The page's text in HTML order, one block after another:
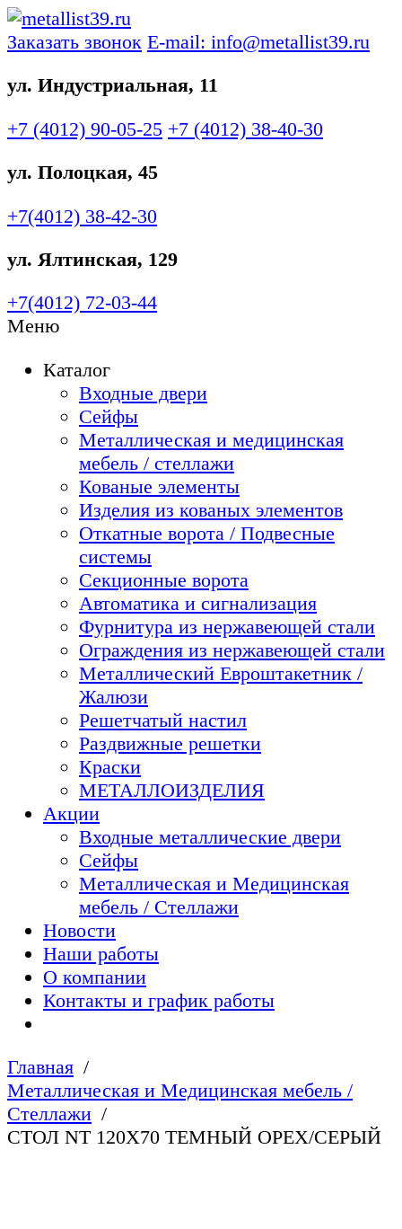
Заказать звонок E-mail: info@metallist39.ru
ул. Индустриальная, 11
+7 (4012) 90-05-25 +7 (4012) 38-40-30
ул. Полоцкая, 45
+7(4012) 38-42-30
ул. Ялтинская, 129
+7(4012) 72-03-44
Меню
Каталог
Входные двери
Сейфы
Металлическая и медицинская
мебель / стеллажи
Кованые элементы
Изделия из кованых элементов
Откатные ворота / Подвесные
системы
Секционные ворота
Автоматика и сигнализация
Фурнитура из нержавеющей стали
Ограждения из нержавеющей стали
Металлический Евроштакетник /
Жалюзи
Решетчатый настил
Раздвижные решетки
Краски
МЕТАЛЛОИЗДЕЛИЯ
Акции
Входные металлические двери
Сейфы
Металлическая и Медицинская
мебель / Стеллажи
Новости
Наши работы
О компании
Контакты и график работы
Главная
Металлическая и Медицинская мебель /
Стеллажи
СТОЛ NT 120X70 ТЕМНЫЙ ОРЕХ/СЕРЫЙ